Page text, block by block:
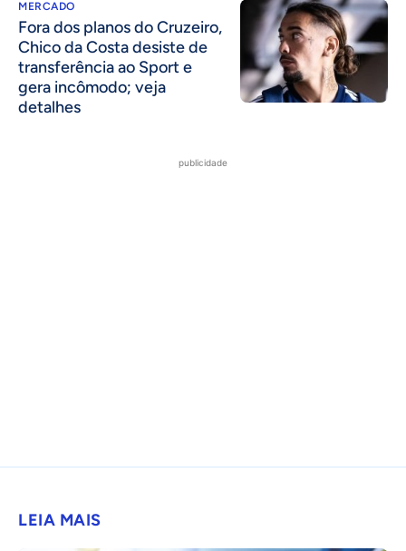
MERCADO
Fora dos planos do Cruzeiro,
Chico da Costa desiste de
transferência ao Sport e
gera incômodo; veja
detalhes
publicidade
LEIA MAIS